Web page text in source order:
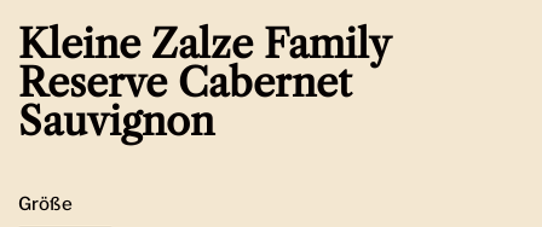
Kleine Zalze Family
Reserve Cabernet
Sauvignon
Größe